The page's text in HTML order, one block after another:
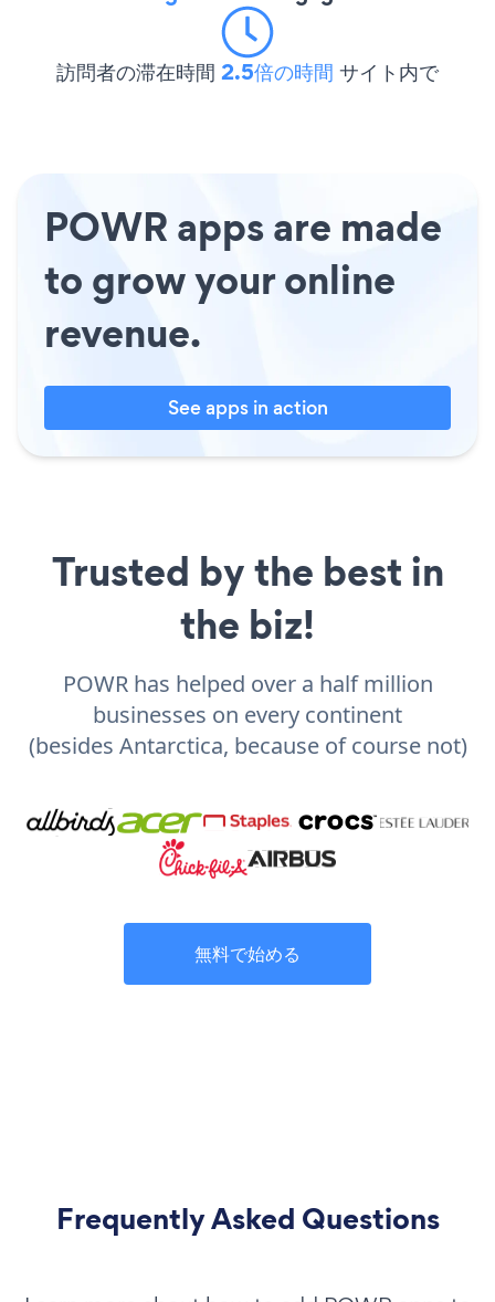
訪問者の滞在時間 2.5倍の時間 サイト内で
POWR apps are made
to grow your online
revenue.
See apps in action
Trusted by the best in
the biz!
POWR has helped over a half million
businesses on every continent
(besides Antarctica, because of course not)
無料で始める
Frequently Asked Questions